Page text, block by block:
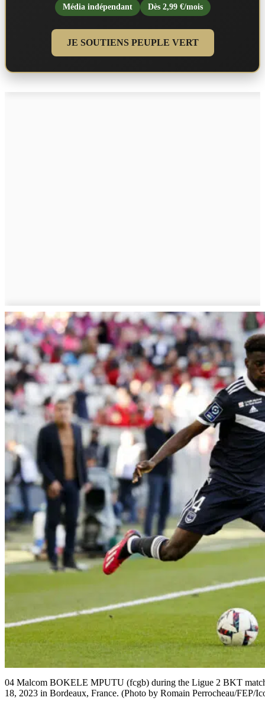
Média indépendant Dès 2,99 €/mois
JE SOUTIENS PEUPLE VERT
04 Malcom BOKELE MPUTU (fcgb) during the Ligue 2 BKT
18, 2023 in Bordeaux, France. (Photo by Romain Perrocheau/FEP/